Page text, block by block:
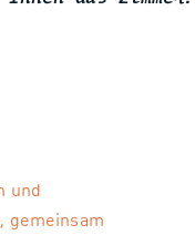
und
gemeinsam